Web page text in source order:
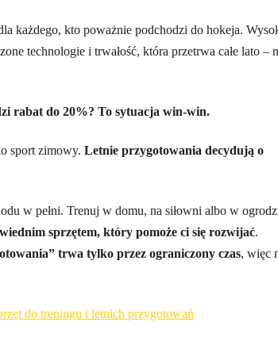
każdego, kto poważnie podchodzi do hokeja.
technologie i trwałość, która przetrwa całe lato –
rabat do 20%? To sytuacja win-win.
sport zimowy. Letnie przygotowania decydują o
w pełni. Trenuj w domu, na siłowni albo w
sprzętem, który pomoże ci się rozwijać.
trwa tylko przez ograniczony czas, więc
do treningu i letnich przygotowań